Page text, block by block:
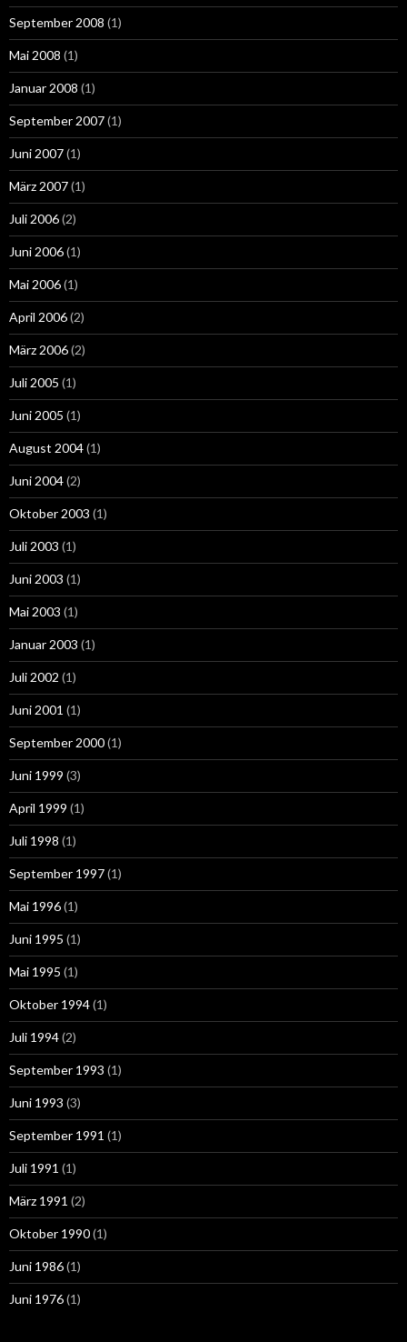
September 2008 (1)
Mai 2008 (1)
Januar 2008 (1)
September 2007(1)
Juni 2007(1)
März 2007(1)
Juli 2006(2)
Juni 2006(1)
Mai 2006(1)
April 2006(2)
März 2006(2)
Juli 2005 (1)
Juni 2005 (1)
August 2004(1)
Juni 2004(2)
Oktober 2003 (1)
Juli 2003 (1)
Juni 2003 (1)
Mai 2003 (1)
Januar 2003 (1)
Juli 2002 (1)
Juni 2001 (1)
September 2000(1)
Juni 1999 (3)
April 1999 (1)
Juli 1998 (1)
September 1997(1)
Mai 1996(1)
Juni 1995 (1)
Mai 1995 (1)
Oktober 1994(1)
Juli 1994(2)
September 1993 (1)
Juni 1993 (3)
September 1991 (1)
Juli 1991 (1)
März 1991 (2)
Oktober 1990(1)
Juni 1986(1)
Juni 1976(1)